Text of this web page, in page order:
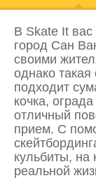
В Skate It
город Сан
своими
однако такая
подходит
кочка,
отличный
прием. С
кульбиты, на
реальной